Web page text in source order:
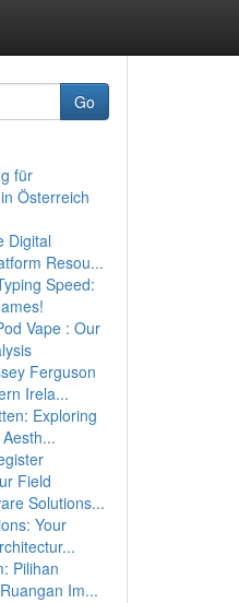
Go
für
Österreich
Digital
Resou...
Speed:
Vape : Our
Ferguson
Irela...
Exploring
Field
Solutions...
Your
Pilihan
Im...